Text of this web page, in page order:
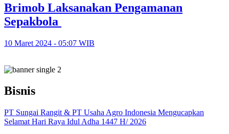
Brimob Laksanakan Pengamanan
Sepakbola
10 Maret 2024 - 05:07 WIB
Bisnis
PT Sungai Rangit & PT Usaha Agro Indonesia Mengucapkan
Selamat Hari Raya Idul Adha 1447 H/ 2026